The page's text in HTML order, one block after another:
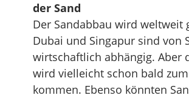
der Sand
Der Sandabbau wird weltweit
Dubai und Singapur sind von
wirtschaftlich abhängig. Aber
wird vielleicht schon bald
kommen. Ebenso könnten